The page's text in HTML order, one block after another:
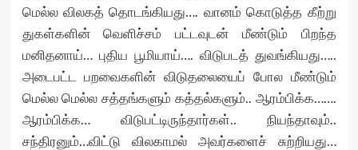
மெல்ல விலகத் தொடங்கியது…. வானம் கொடுத்த கீற்று
துகள்களின் வெளிச்சம் பட்டவுடன் மீண்டும் பிறந்த
மனிதனாய்… புதிய பூமியாய்…. விடுபடத் துவங்கியது…..
அடைபட்ட பறவைகளின் விடுதலையைப் போல மீண்டும்
மெல்ல மெல்ல சத்தங்களும் கத்தல்களும்.. ஆரம்பிக்க…….
ஆரம்பிக்க… விடுபட்டிருந்தார்கள்.. நியந்தாவும்..
சந்திரனும்…விட்டு விலகாமல் அவர்களைச் சுற்றியது…